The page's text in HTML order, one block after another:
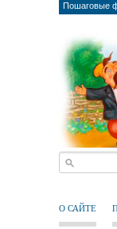
Пошаговые
О САЙТЕ